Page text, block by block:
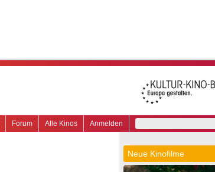
Anmelden
Alle Kinos
Forum
Neue Kinofilme